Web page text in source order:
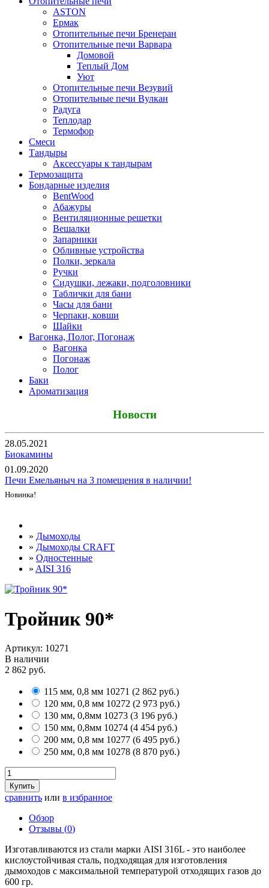
ASTON
Ермак
Отопительные печи Бренеран
Отопительные печи Варвара
Домовой
Теплый Дом
Уют
Отопительные печи Везувий
Отопительные печи Вулкан
Радуга
Теплодар
Термофор
Смеси
Тандыры
Аксессуары к тандырам
Термозащита
Бондарные изделия
BentWood
Абажуры
Вентиляционные решетки
Вешалки
Запарники
Обливные устройства
Полки, зеркала
Ручки
Сидушки, лежаки, подголовники
Таблички для бани
Часы для бани
Черпаки, ковши
Шайки
Вагонка, Полог, Погонаж
Вагонка
Погонаж
Полог
Баки
Ароматизация
Новости
28.05.2021
Биокамины
01.09.2020
Печи Емельяныч на 3 помещения в наличии!
Новинка!
» Дымоходы
» Дымоходы CRAFT
» Одностенные
» AISI 316
Тройник 90*
Артикул: 10271
В наличии
2 862 руб.
115 мм, 0,8 мм 10271 (2 862 руб.)
120 мм, 0,8 мм 10272 (2 973 руб.)
130 мм, 0,8мм 10273 (3 196 руб.)
150 мм, 0,8мм 10274 (4 454 руб.)
200 мм, 0,8 мм 10277 (6 495 руб.)
250 мм, 0,8 мм 10278 (8 870 руб.)
Купить
сравнить или в избранное
Обзор
Отзывы (0)
Изготавливаются из стали марки AISI 316L - это наиболее
кислоустойчивая сталь, подходящая для изготовления
дымоходов с максимальной температурой отходящих газов до
600 гр.